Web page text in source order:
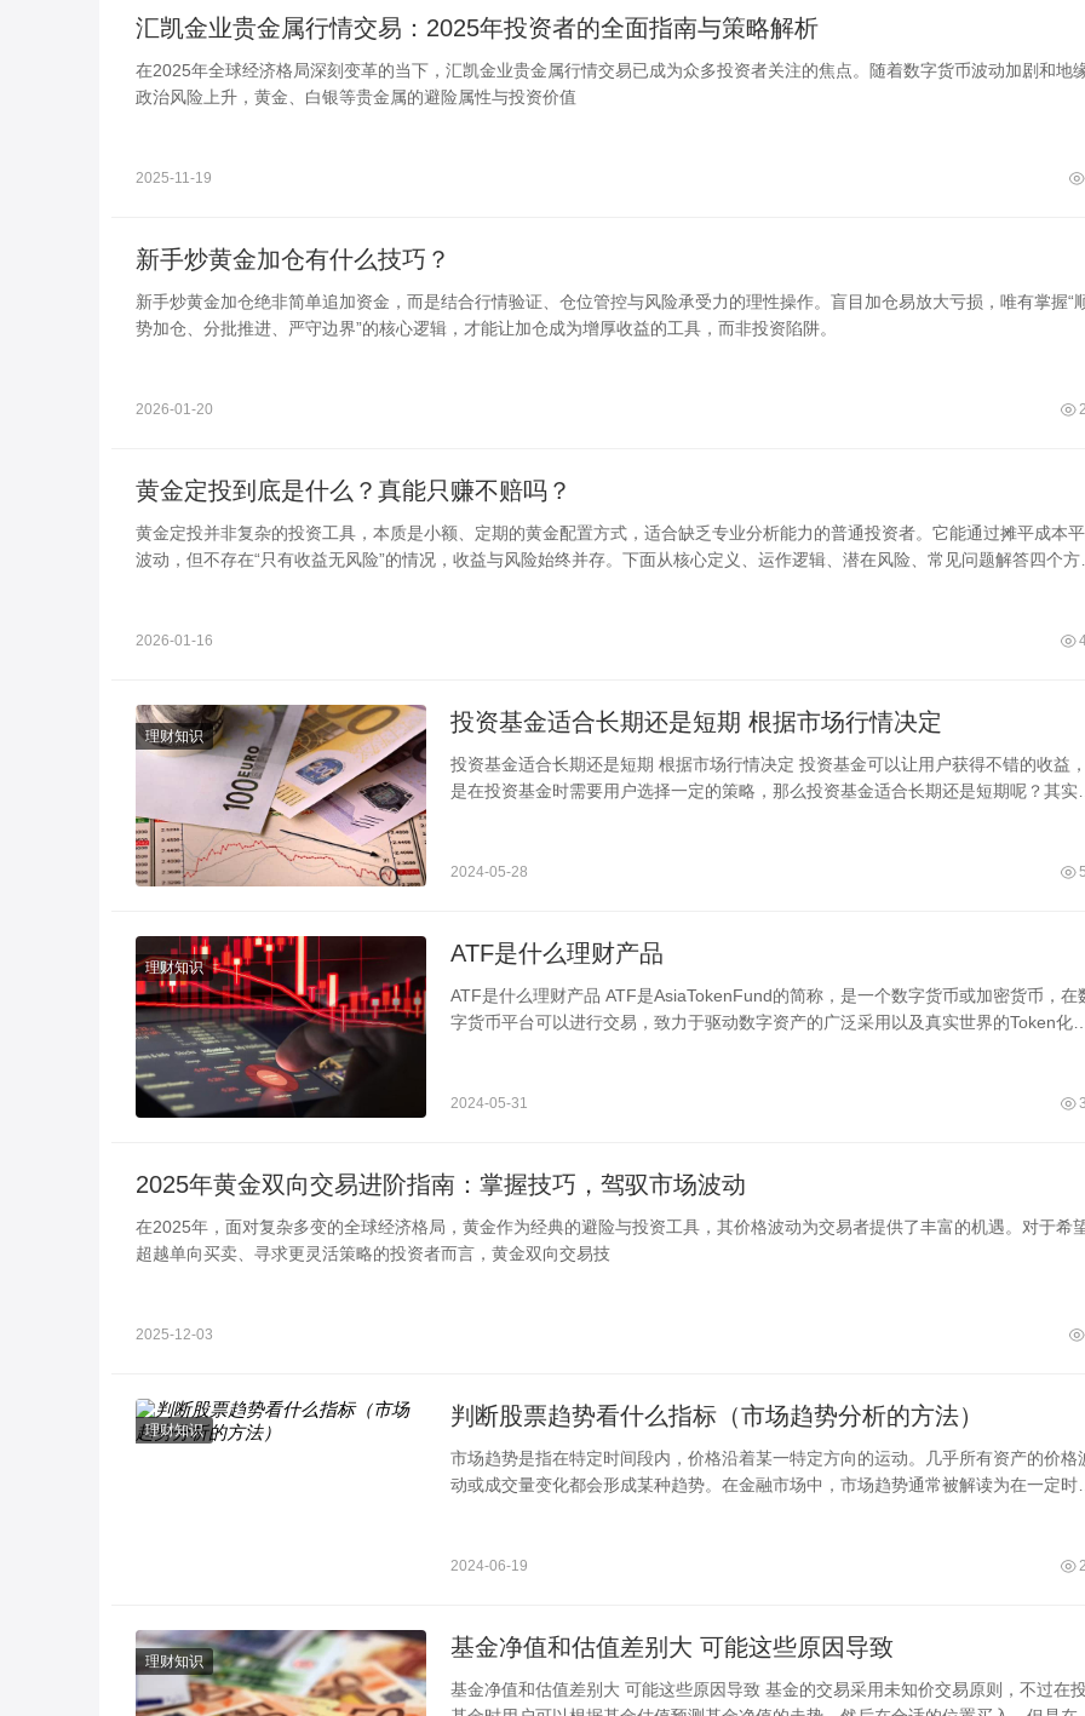
汇凯金业贵金属行情交易：2025年投资者的全面指南与策略解析
在2025年全球经济格局深刻变革的当下，汇凯金业贵金属行情交易已成为众多投资者关注的焦点。随着数字货币波动加剧和地
政治风险上升，黄金、白银等贵金属的避险属性与投资价值
2025-11-19
新手炒黄金加仓有什么技巧？
新手炒黄金加仓绝非简单追加资金，而是结合行情验证、仓位管控与风险承受力的理性操作。盲目加仓易放大亏损，唯有掌握“
势加仓、分批推进、严守边界”的核心逻辑，才能让加仓成为增厚收益的工具，而非投资陷阱。
2026-01-20
黄金定投到底是什么？真能只赚不赔吗？
黄金定投并非复杂的投资工具，本质是小额、定期的黄金配置方式，适合缺乏专业分析能力的普通投资者。它能通过摊平成本
波动，但不存在“只有收益无风险”的情况，收益与风险始终并存。下面从核心定义、运作逻辑、潜在风险、常见问题解答四个方
2026-01-16
理财知识
投资基金适合长期还是短期 根据市场行情决定
投资基金适合长期还是短期 根据市场行情决定 投资基金可以让用户获得不错的收益，但
是在投资基金时需要用户选择一定的策略，那么投资基金适合长期还是短期呢？其实投
2024-05-28
理财知识
ATF是什么理财产品
ATF是什么理财产品 ATF是AsiaTokenFund的简称，是一个数字货币或加密货币，在
字货币平台可以进行交易，致力于驱动数字资产的广泛采用以及真实世界的Token化应
2024-05-31
2025年黄金双向交易进阶指南：掌握技巧，驾驭市场波动
在2025年，面对复杂多变的全球经济格局，黄金作为经典的避险与投资工具，其价格波动为交易者提供了丰富的机遇。对于希
超越单向买卖、寻求更灵活策略的投资者而言，黄金双向交易技
2025-12-03
理财知识
判断股票趋势看什么指标（市场趋势分析的方法）
市场趋势是指在特定时间段内，价格沿着某一特定方向的运动。几乎所有资产的价格
动或成交量变化都会形成某种趋势。在金融市场中，市场趋势通常被解读为在一定时间
2024-06-19
理财知识
基金净值和估值差别大 可能这些原因导致
基金净值和估值差别大 可能这些原因导致 基金的交易采用未知价交易原则，不过在